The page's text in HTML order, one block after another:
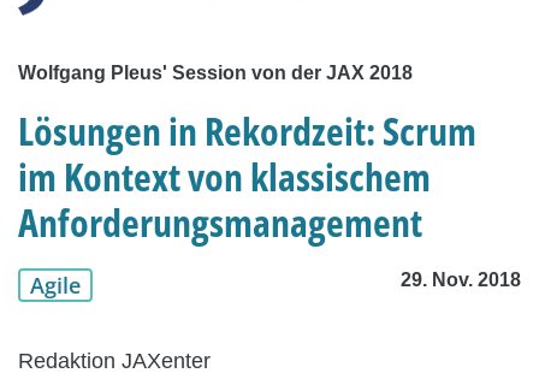
Wolfgang Pleus' Session von der JAX 2018
Lösungen in Rekordzeit: Scrum
im Kontext von klassischem
Anforderungsmanagement
Agile 29. Nov. 2018
Redaktion JAXenter